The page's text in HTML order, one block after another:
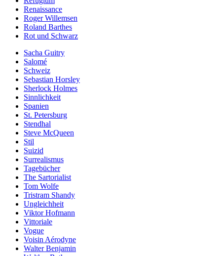
Renaissance
Roger Willemsen
Roland Barthes
Rot und Schwarz
Sacha Guitry
Salomé
Schweiz
Sebastian Horsley
Sherlock Holmes
Sinnlichkeit
Spanien
St. Petersburg
Stendhal
Steve McQueen
Stil
Suizid
Surrealismus
Tagebücher
The Sartorialist
Tom Wolfe
Tristram Shandy
Ungleichheit
Viktor Hofmann
Vittoriale
Vogue
Voisin Aérodyne
Walter Benjamin